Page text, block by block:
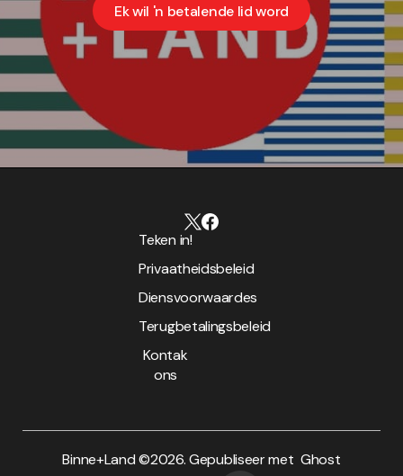
Ek wil 'n betalende lid word
Teken in!
Privaatheidsbeleid
Diensvoorwaardes
Terugbetalingsbeleid
Kontak
ons
Binne+Land ©2026. Gepubliseer met Ghost